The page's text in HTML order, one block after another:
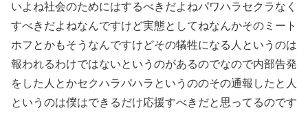
いよね社会のためにはするべきだよねパワハラセクラなく
すべきだよねなんですけど実態としてねなんかそのミート
ホフとかもそうなんですけどその犠牲になる人というのは
報われるわけではないというのがあるのでなので内部告発
をした人とかセクハラパハラというののその通報したと人
というのは僕はできるだけ応援すべきだと思ってるのです